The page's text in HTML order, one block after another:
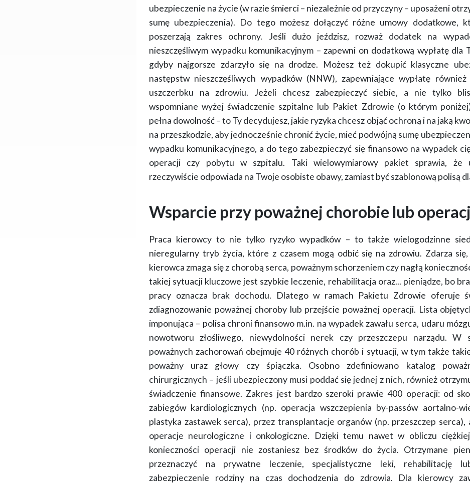
ubezpieczenie na życie (w razie śmierci – niezależnie od przyczyny – uposażeni
sumę ubezpieczenia). Do tego możesz dołączyć różne umowy dodatkowe,
poszerzają zakres ochrony. Jeśli dużo jeździsz, rozważ dodatek na
nieszczęśliwym wypadku komunikacyjnym – zapewni on dodatkową wypłatę dla
gdyby najgorsze zdarzyło się na drodze. Możesz też dokupić klasyczne
następstw nieszczęśliwych wypadków (NNW), zapewniające wypłatę
uszczerbku na zdrowiu. Jeżeli chcesz zabezpieczyć siebie, a nie tylko
wspomniane wyżejświadczenie szpitalne lub Pakiet Zdrowie (o którym
pełna dowolność – to Ty decydujesz, jakie ryzyka chcesz objąć ochroną i na jaką
na przeszkodzie, aby jednocześnie chronić życie, mieć podwójną sumę
wypadku komunikacyjnego, a do tego zabezpieczyć się finansowo na wypadek
operacji czy pobytu w szpitalu. Taki wielowymiarowy pakiet sprawia, że
rzeczywiście odpowiada na Twoje osobiste obawy, zamiast być szablonową polisą
Wsparcie przy poważnej chorobie lub
Praca kierowcy to nie tylko ryzyko wypadków – to także wielogodzinne
nieregularny tryb życia, które z czasem mogą odbić się na zdrowiu. Zdarza
kierowca zmaga się z chorobą serca, poważnym schorzeniem czy nagłą
takiej sytuacji kluczowe jest szybkie leczenie, rehabilitacja oraz... pieniądze, bo
pracy oznacza brak dochodu. Dlatego w ramach Pakietu Zdrowie oferuje
zdiagnozowanie poważnej choroby lub przejście poważnej operacji. Lista
imponująca – polisa chroni finansowo m.in. na wypadek zawału serca, udaru
nowotworu złośliwego, niewydolności nerek czy przeszczepu narządu. W
poważnych zachorowań obejmuje40 różnych chorób i sytuacji, w tym także
poważny uraz głowy czy śpiączka. Osobno zdefiniowano katalog
chirurgicznych – jeśli ubezpieczony musi poddać się jednej z nich, również
świadczenie finansowe. Zakres jest bardzo szeroki prawie 400 operacji: od
zabiegów kardiologicznych (np. operacja wszczepienia by-passów aortalno-
plastyka zastawek serca), przez transplantacje organów(np. przeszczep serca),
operacje neurologiczne i onkologiczne. Dzięki temu nawet w obliczu
konieczności operacji nie zostaniesz bez środków do życia. Otrzymane
przeznaczyć na prywatne leczenie, specjalistyczne leki, rehabilitację
zabezpieczenie rodziny na czas dochodzenia do zdrowia. Dla kierowcy